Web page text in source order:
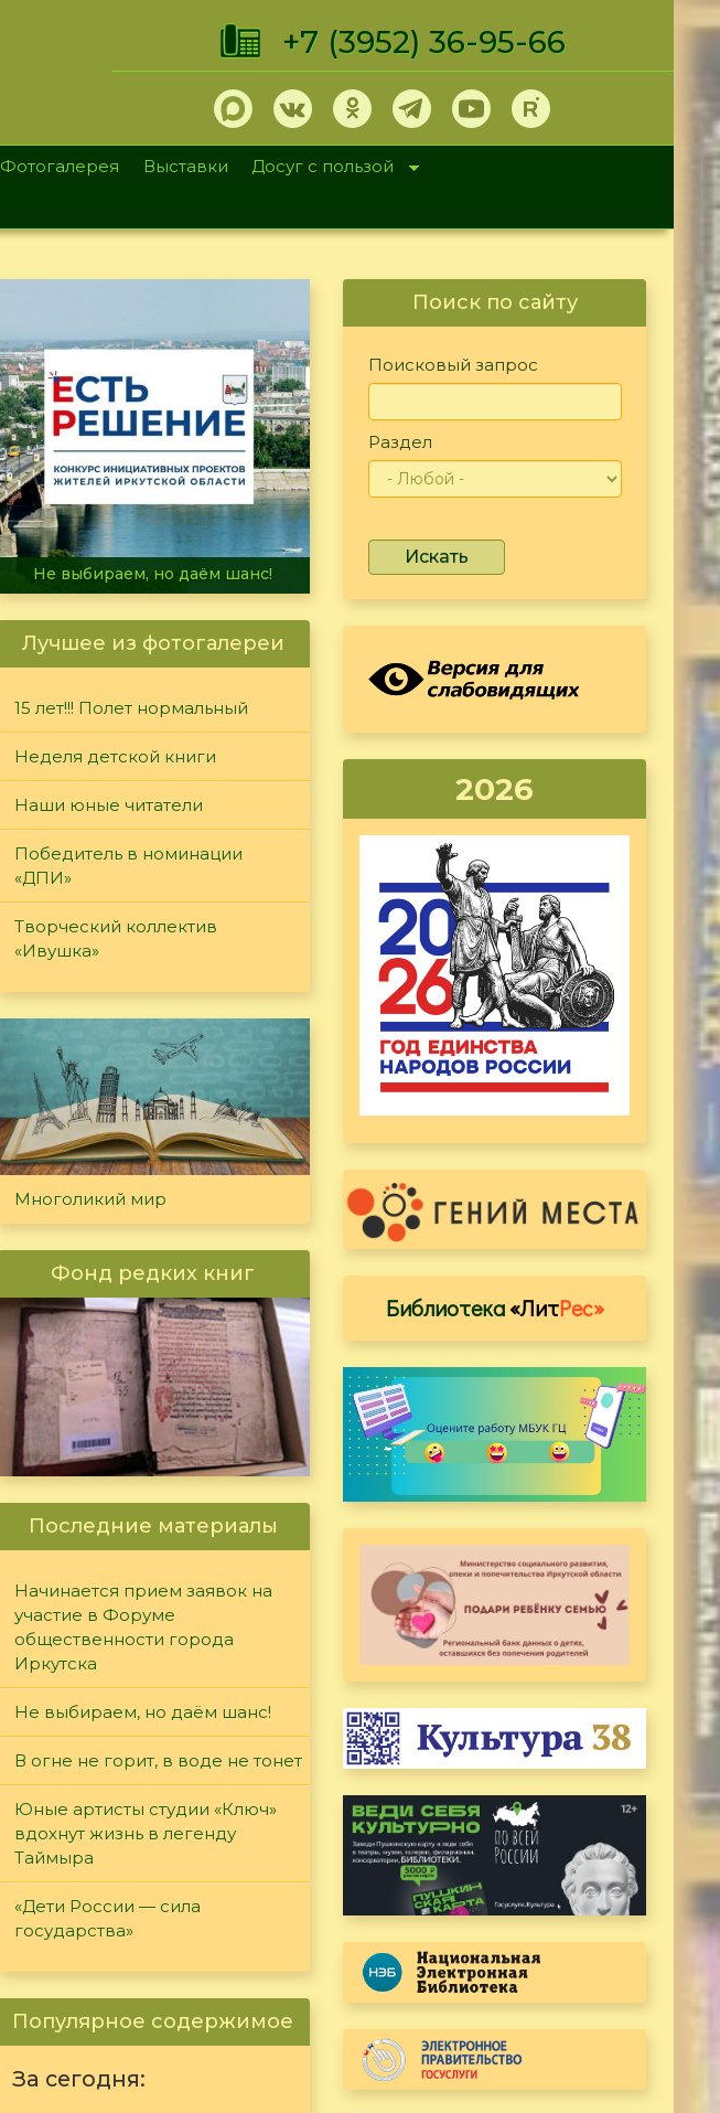
+7 (3952) 36-95-66
Фотогалерея Выставки
Досуг с пользой
В огне не горит, в воде не тонет
Лучшее из фотогалереи
15 лет!!! Полет нормальный
Неделя детской книги
Наши юные читатели
Победитель в номинации
«ДПИ»
Творческий коллектив
«Ивушка»
Многоликий мир
Фонд редких книг
Последние материалы
Начинается прием заявок на
участие в Форуме
общественности города
Иркутска
Не выбираем, но даём шанс!
В огне не горит, в воде не тонет
Юные артисты студии «Ключ»
вдохнут жизнь в легенду
Таймыра
«Дети России — сила
государства»
Популярное содержимое
За сегодня:
Поиск по сайту
Поисковый запрос
Раздел
Искать
2026
Библиотека«ЛитРес»